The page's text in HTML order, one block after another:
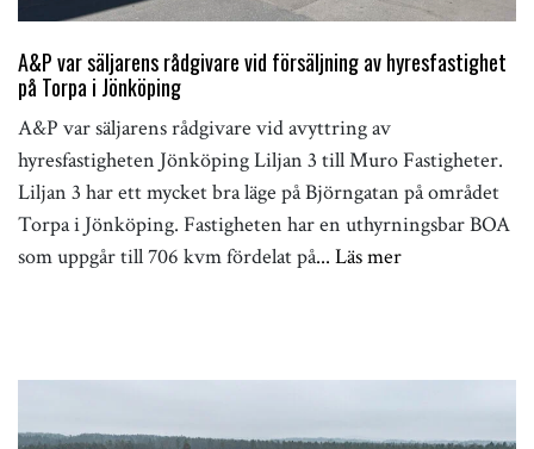
A&P var säljarens rådgivare vid försäljning av hyresfastighet
på Torpa i Jönköping
A&P var säljarens rådgivare vid avyttring av
hyresfastigheten Jönköping Liljan 3 till Muro Fastigheter.
Liljan 3 har ett mycket bra läge på Björngatan på området
Torpa i Jönköping. Fastigheten har en uthyrningsbar BOA
som uppgår till 706 kvm fördelat på... Läs mer